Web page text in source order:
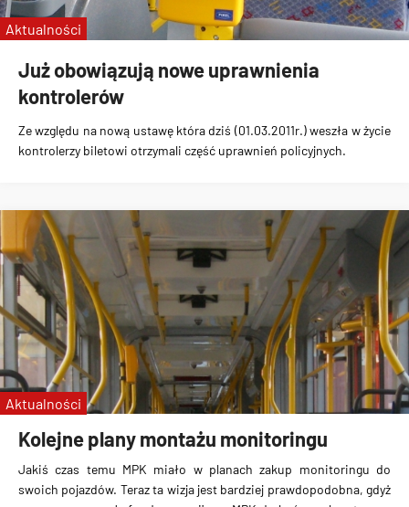
Już obowiązują nowe uprawnienia
kontrolerów
Ze względu na nową ustawę która dziś (01.03.2011r.) weszła w życie
kontrolerzy biletowi otrzymali część uprawnień policyjnych.
Aktualności
Kolejne plany montażu monitoringu
Jakiś czas temu MPK miało w planach zakup monitoringu do
swoich pojazdów. Teraz ta wizja jest bardziej prawdopodobna, gdyż
Aktualności